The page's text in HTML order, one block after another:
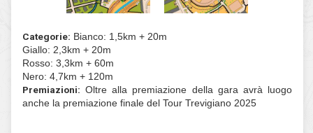
Mappa:
Conegliano CS 0752 (scala 1:4000,